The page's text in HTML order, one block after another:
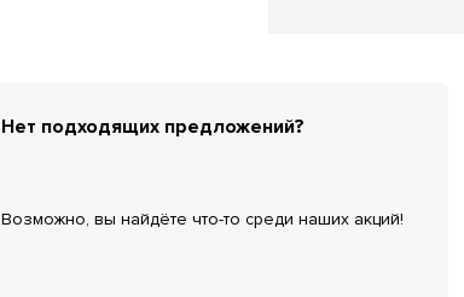
Нет подходящих предложений?
Возможно, вы найдёте что-то среди наших акций!